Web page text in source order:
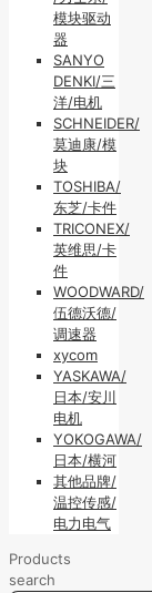
模块驱动
器
SANYO
DENKI/三
洋/电机
SCHNEIDER/
莫迪康/模
块
TOSHIBA/
东芝/卡件
TRICONEX/
英维思/卡
件
WOODWARD/
伍德沃德/
调速器
xycom
YASKAWA/
日本/安川
电机
YOKOGAWA/
日本/横河
其他品牌/
温控传感/
电力电气
Products
search